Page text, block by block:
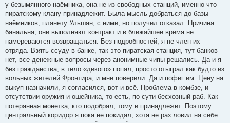
у безымянного наёмника, она не из свободных станций, именно что
пиратскому клану принадлежит. Была мысль добраться до базы
наёмников, планету Ульшан, с ними, но получил отказал. Причина
банальна, они выполняют контракт и в ближайшее время не
намереваются возвращаться. Без подробностей, я не член их
отряда. Взять ссуду в банке, так это пиратская станция, тут банков
нет, все денежные вопросы через анонимные чипы решались. Да и я
без гражданства, в тело «дикого» попал, просто отыграл как будто из
вольных жителей Фронтира, и мне поверили. Да и пофиг им. Цену на
выкуп назначили, я согласился, вот и всё. Проблема в комбзе, и
отсутствии оружия и ошейника, то есть, по сути бесхозный раб. Как
потерянная монетка, кто подобрал, тому и принадлежит. Поэтому
центральный коридор я пока не покидал, хотя не раз ловил на себе